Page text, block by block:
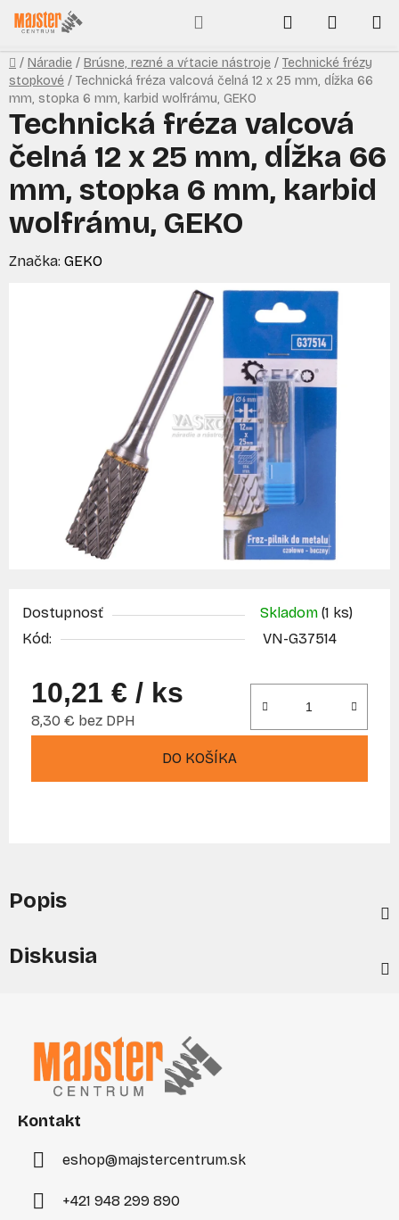
Prejsť
na
obsah
Hľadať
KOŠÍK
Domov
/ Náradie / Brúsne, rezné a vŕtacie nástroje / Technické frézy
stopkové / Technická fréza valcová čelná 12 x 25 mm, dĺžka 66
mm, stopka 6 mm, karbid wolfrámu, GEKO
Dostupnosť Skladom (1 ks)
Kód:
VN-G37514
10,21 € / ks
8,30 € bez DPH
DO KOŠÍKA
Technická fréza valcová
čelná 12 x 25 mm, dĺžka 66
mm, stopka 6 mm, karbid
wolfrámu, GEKO
Značka: GEKO
Popis
Diskusia
Kontakt
eshop@majstercentrum.sk
+421 948 299 890